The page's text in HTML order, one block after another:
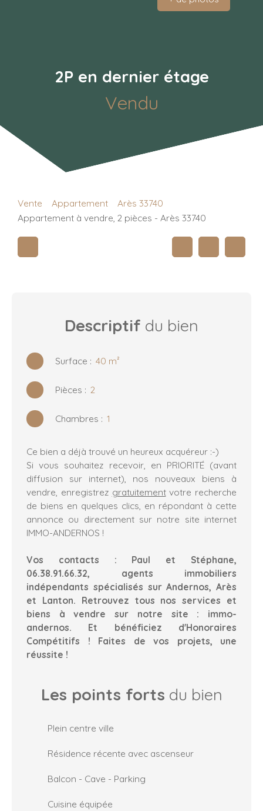
2P en dernier étage
Vendu
Vente Appartement
Arès 33740
Appartement à vendre, 2 pièces - Arès 33740
Descriptif du bien
Surface : 40 m²
Pièces : 2
Chambres : 1
Ce bien a déjà trouvé un heureux acquéreur :-)
Si vous souhaitez recevoir, en PRIORITÉ (avant
diffusion sur internet), nos nouveaux biens à
vendre, enregistrez gratuitementvotre recherche
de biens en quelques clics, en répondant à cette
annonce ou directement sur notre site internet
IMMO-ANDERNOS !
Vos contacts : Paul et Stéphane,
06.38.91.66.32, agents immobiliers
indépendants spécialisés sur Andernos, Arès
et Lanton. Retrouvez tous nos services et
biens à vendre sur notre site : immo-
andernos. Et bénéficiez d'Honoraires
Compétitifs ! Faites de vos projets, une
réussite !
Les points forts du bien
Plein centre ville
Résidence récente avec ascenseur
Balcon - Cave - Parking
Cuisine équipée